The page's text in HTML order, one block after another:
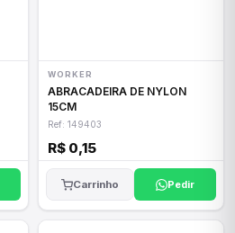
WORKER
ABRACADEIRA DE NYLON
15CM
Ref: 149403
R$ 0,15
Carrinho Pedir